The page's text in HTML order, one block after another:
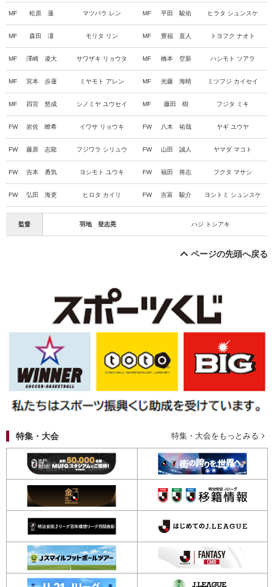
MF 松原 蓮 マツバラ レン MF 平田 駿佑 ヒラタ シュンスケ
MF 森田 凜 モリタ リン MF 豊福 直人 トヨフク ナオト
MF 澤崎 凌大 サワザキ リョウタ MF 橋本 空新 ハシモト ソアラ
MF 宮本 歩蓮 ミヤモト アレン MF 光藤 海晴 ミツフジ カイセイ
MF 四宮 悠成 シノミヤ ユウセイ MF 藤田 樹 フジタ ミキ
FW 岩佐 瞭希 イワサ リョウキ FW 八木 祐哉 ヤギ ユウヤ
FW 藤原 志龍 フジワラ シリュウ FW 山田 誠人 ヤマダ マコト
FW 吉本 勇気 ヨシモト ユウキ FW 福田 将志 フクタ マサシ
FW 弘田 海吏 ヒロタ カイリ FW 吉富 駿介 ヨシトミ シュンスケ
監督 羽地 登志晃 ハジ トシアキ
ページの先頭へ戻る
特集・大会 特集・大会をもっとみる